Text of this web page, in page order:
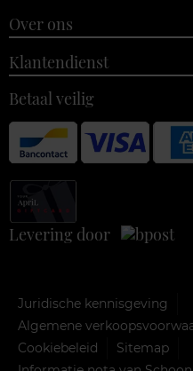
Over ons
Klantendienst
Betaal veilig
Levering door
Juridische kennisgeving
Algemene
Cookiebeleid
Sitemap